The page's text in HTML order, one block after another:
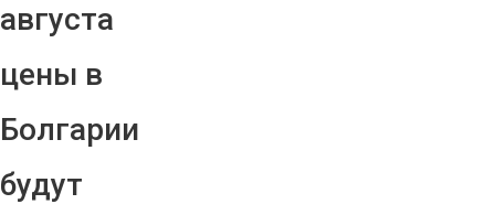
августа
цены в
Болгарии
будут